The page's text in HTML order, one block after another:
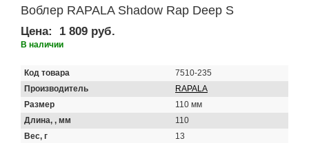
Воблер RAPALA Shadow Rap Deep S
Цена: 1 809 руб.
В наличии
Код товара
7510-235
Производитель
RAPALA
Размер
110 мм
Длина, , мм
110
Вес, г
13